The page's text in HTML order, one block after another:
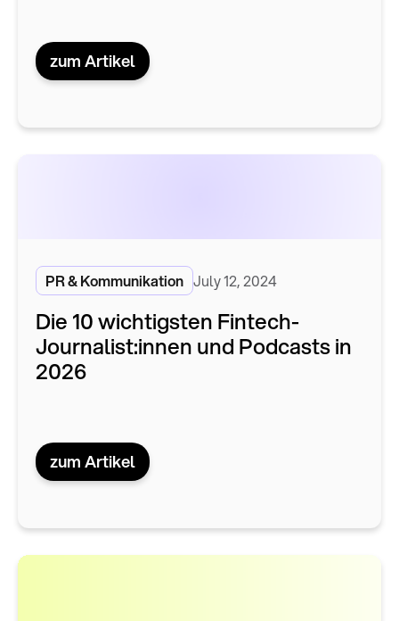
zum Artikel
PR & Kommunikation July 12, 2024
Die 10 wichtigsten Fintech-
Journalist:innen und Podcasts in
2026
zum Artikel